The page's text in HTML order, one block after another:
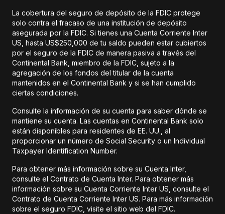
La cobertura del seguro de depósito de la FDIC protege
solo contra el fracaso de una institución de depósito
asegurada por la FDIC. Si tienes una Cuenta Corriente Inter
US, hasta US$250,000 de tu saldo pueden estar cubiertos
por el seguro de la FDIC de manera pasiva a través del
Continental Bank, miembro de la FDIC, sujeto a la
agregación de los fondos del titular de la cuenta
mantenidos en el Continental Bank y si se han cumplido
ciertas condiciones.
Consulte la información de su cuenta para saber dónde se
mantiene su cuenta. Las cuentas en Continental Bank solo
están disponibles para residentes de EE. UU., al
proporcionar un número de Social Security o un Individual
Taxpayer Identification Number.
Para obtener más información sobre su Cuenta Inter,
consulte el Contrato de Cuenta Inter. Para obtener más
información sobre su Cuenta Corriente Inter US, consulte el
Contrato de Cuenta Corriente Inter US. Para más información
sobre el seguro FDIC, visite el sitio web del FDIC.